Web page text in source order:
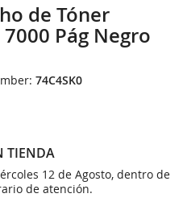
de Tóner
Pág Negro
74C4SK0
TIENDA
12 de Agosto, dentro de
de atención.